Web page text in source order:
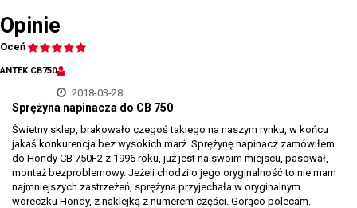
Opinie
Oceń
ANTEK CB750
2018-03-28
Sprężyna napinacza do CB 750
Świetny sklep, brakowało czegoś takiego na naszym rynku, w końcu
jakaś konkurencja bez wysokich marż. Sprężynę napinacz zamówiłem
do Hondy CB 750F2 z 1996 roku, już jest na swoim miejscu, pasował,
montaż bezproblemowy. Jeżeli chodzi o jego oryginalność to nie mam
najmniejszych zastrzeżeń, sprężyna przyjechała w oryginalnym
woreczku Hondy, z naklejką z numerem części. Gorąco polecam.